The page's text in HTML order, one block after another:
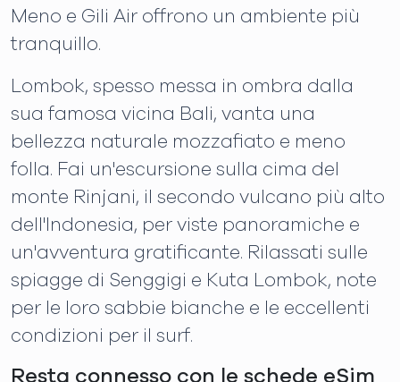
Meno e Gili Air offrono un ambiente più
tranquillo.
Lombok, spesso messa in ombra dalla
sua famosa vicina Bali, vanta una
bellezza naturale mozzafiato e meno
folla. Fai un'escursione sulla cima del
monte Rinjani, il secondo vulcano più alto
dell'Indonesia, per viste panoramiche e
un'avventura gratificante. Rilassati sulle
spiagge di Senggigi e Kuta Lombok, note
per le loro sabbie bianche e le eccellenti
condizioni per il surf.
Resta connesso con le schede eSim